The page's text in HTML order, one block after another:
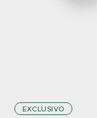
EXCLUSIVO